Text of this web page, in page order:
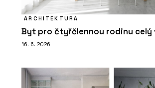
ARCHITEKTURA
Byt pro čtyřčlennou rodinu celý
16. 6. 2026